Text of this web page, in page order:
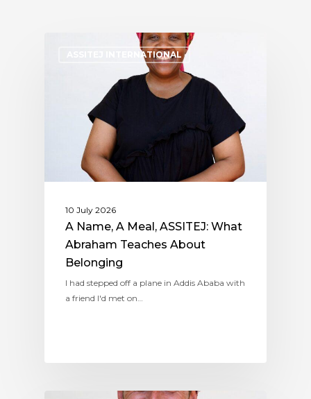
ASSITEJ INTERNATIONAL
10 July 2026
A Name, A Meal, ASSITEJ: What
Abraham Teaches About
Belonging
I had stepped off a plane in Addis Ababa with
a friend I'd met on…